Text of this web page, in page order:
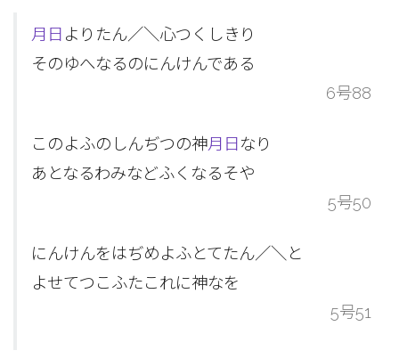
月日 よりたん／＼心つくしきり
そのゆへなるのにんけんである
6号88
このよふのしんぢつの神月日 なり
あとなるわみなどふくなるそや
5号50
にんけんをはぢめよふとてたん／＼と
よせてつこふたこれに神なを
5号51